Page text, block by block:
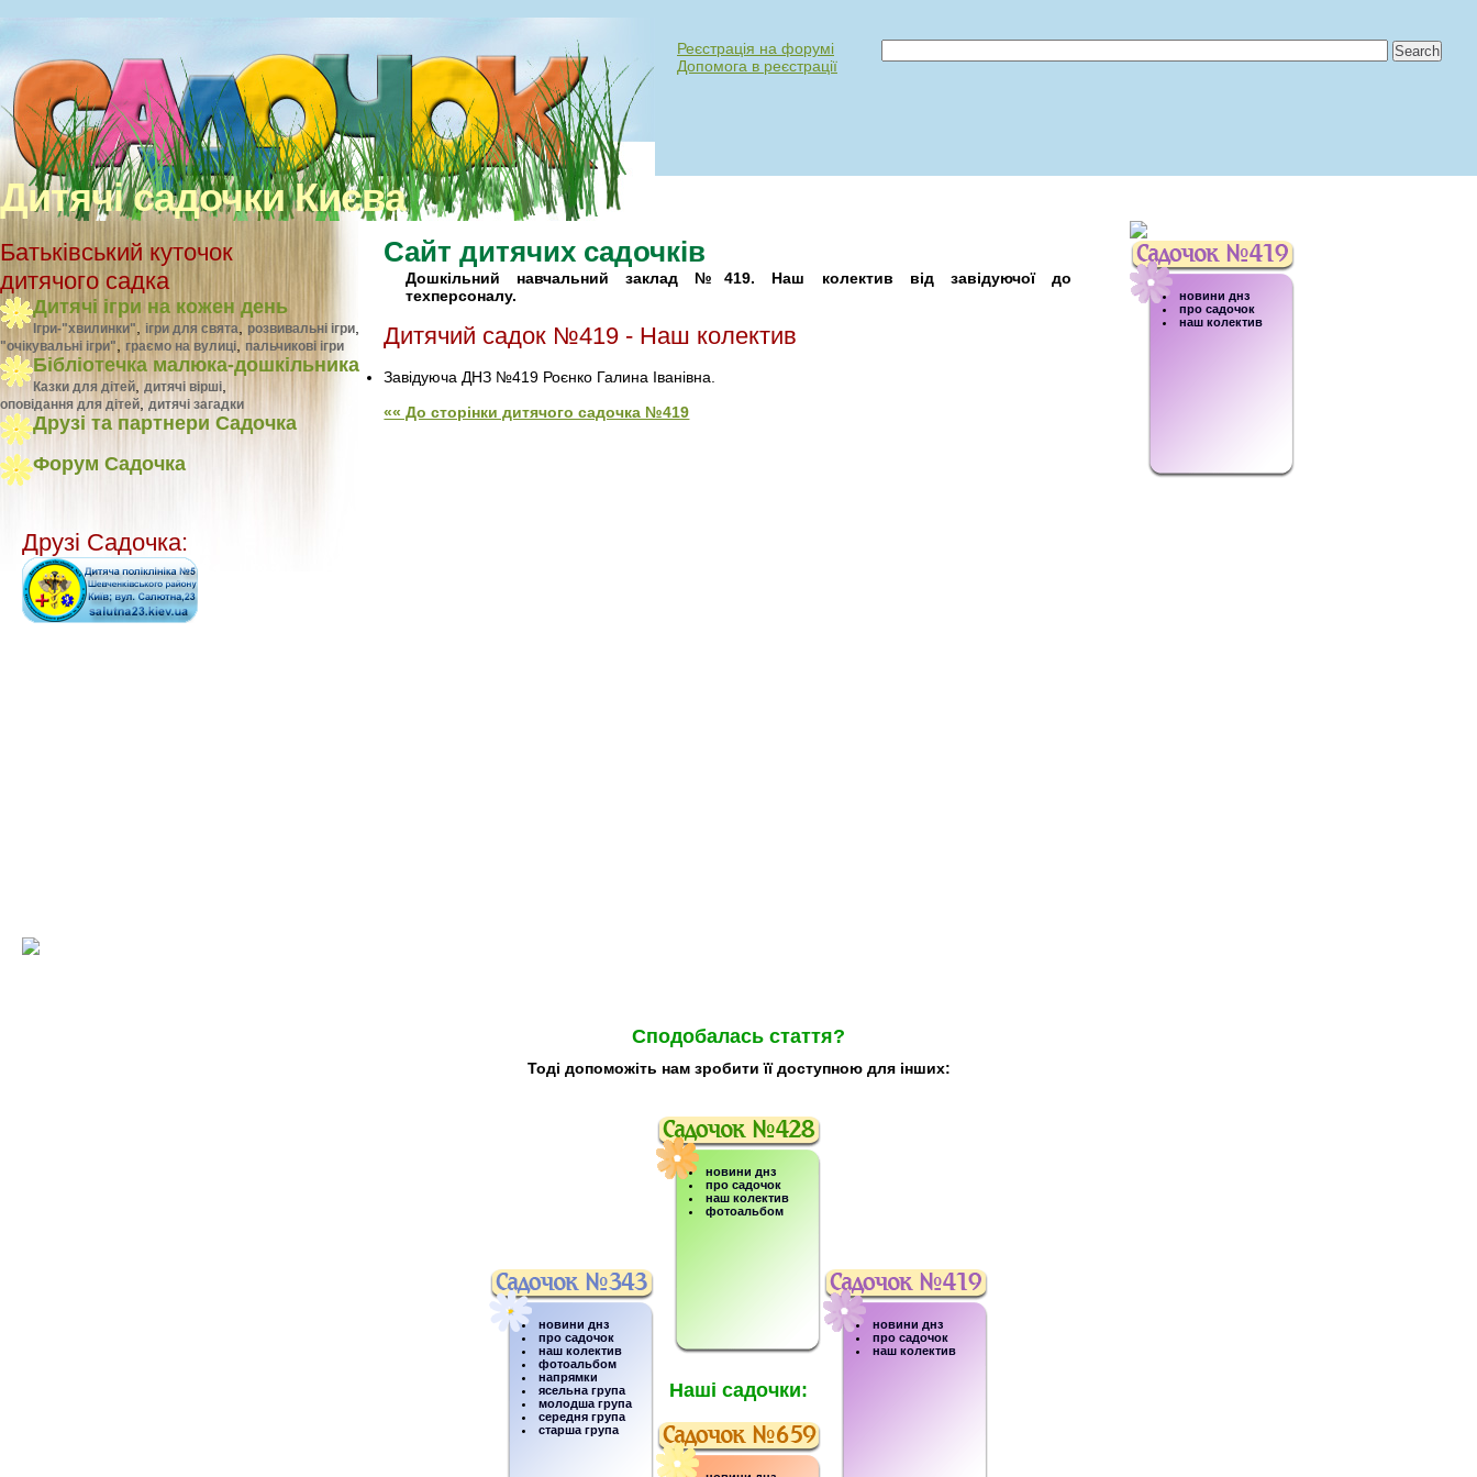
Дитячі садочки Києва
Реєстрація на форумі
Допомога в реєстрації
Батьківський куточок
дитячого садка
Дитячі ігри на кожен день
Ігри-"хвилинки" ігри для свята розвивальні ігри
"очікувальні ігри" граємо на вулиці пальчикові ігри
Бібліотечка малюка-дошкільника
Казки для дітей дитячі вірші
оповідання для дітей дитячі загадки
Друзі та партнери Садочка
Форум Садочка
Друзі Садочка:
Сайт дитячих садочків
Дошкільний навчальний заклад №419. Наш колектив від завідуючої до
техперсоналу.
Дитячий садок №419 - Наш колектив
Завідуюча ДНЗ №419 Роєнко Галина Іванівна.
«« До сторінки дитячого садочка №419
новини днз
про садочок
наш колектив
Сподобалась стаття?
Тоді допоможіть нам зробити її доступною для інших:
новини днз
про садочок
наш колектив
фотоальбом
напрямки
ясельна група
молодша група
середня група
старша група
новини днз
про садочок
наш колектив
фотоальбом
Наші садочки:
новини днз
про садочок
наш колектив